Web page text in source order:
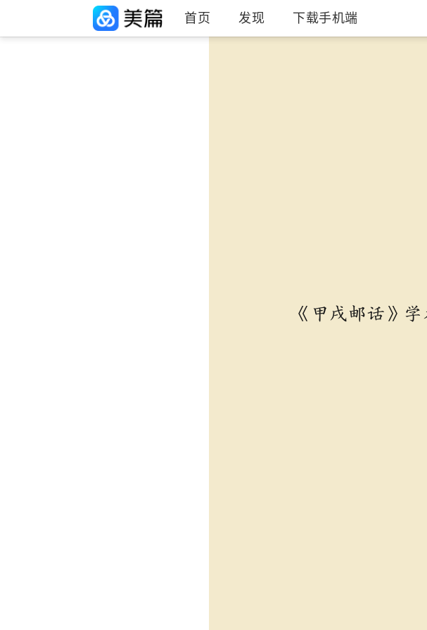
首页 发现 下载手机端
《甲戌邮话》